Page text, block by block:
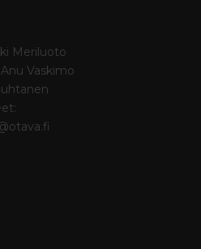
Meriluoto
Vaskimo